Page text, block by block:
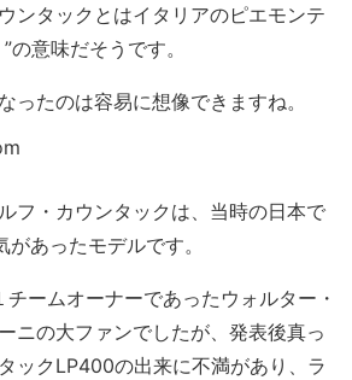
ンタックとはイタリアのピエモンテ
の意味だそうです。
ったのは容易に想像できますね。
フ・カウンタックは、当時の日本で
あったモデルです。
ームオーナーであったウォルター・
ニの大ファンでしたが、発表後真っ
ックLP400の出来に不満があり、ラ